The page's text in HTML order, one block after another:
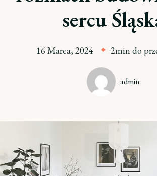
sercu
16 Marca, 2024 2min do
admin